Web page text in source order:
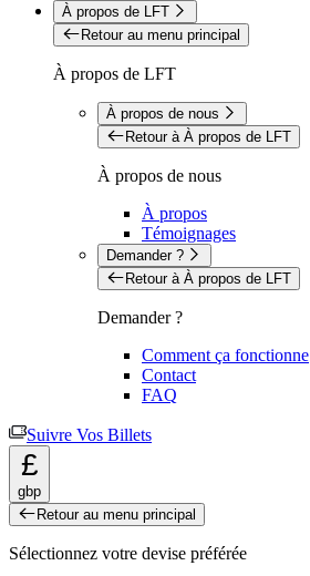
À propos de LFT
Retour au menu principal
À propos de LFT
À propos de nous
Retour à À propos de LFT
À propos de nous
À propos
Témoignages
Demander ?
Retour à À propos de LFT
Demander ?
Comment ça fonctionne
Contact
FAQ
Suivre Vos Billets
£
gbp
Retour au menu principal
Sélectionnez votre devise préférée